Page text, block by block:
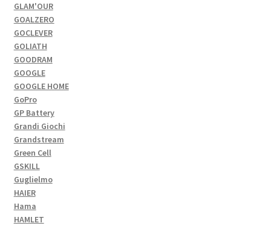
GLAM'OUR
GOALZERO
GOCLEVER
GOLIATH
GOODRAM
GOOGLE
GOOGLE HOME
GoPro
GP Battery
Grandi Giochi
Grandstream
Green Cell
GSKILL
Guglielmo
HAIER
Hama
HAMLET